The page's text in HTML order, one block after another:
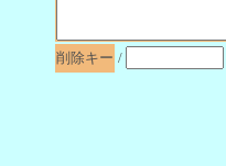
削除キー /